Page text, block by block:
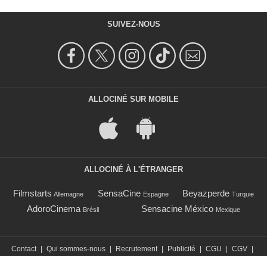
SUIVEZ-NOUS
ALLOCINÉ SUR MOBILE
ALLOCINÉ À L'ÉTRANGER
Filmstarts Allemagne SensaCine Espagne Beyazperde Turquie
AdoroCinema Brésil Sensacine México Mexique
Contact Qui sommes-nous Recrutement Publicité CGU CGV